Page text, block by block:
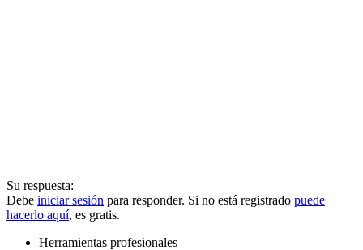
Su respuesta:
Debe iniciar sesión para responder. Si no está registrado puede
hacerlo aquí, es gratis.
Herramientas profesionales